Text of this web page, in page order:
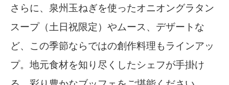
さらに、泉州玉ねぎを使ったオニオングラタン
スープ（土日祝限定）やムース、デザートな
ど、この季節ならではの創作料理もラインアッ
プ。地元食材を知り尽くしたシェフが手掛け